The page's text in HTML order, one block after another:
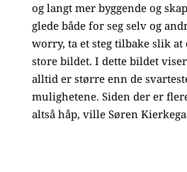
og langt mer byggende og
glede både for seg selv og
worry, ta et steg tilbake slik at
store bildet. I dette bildet
alltid er større enn de
mulighetene. Siden der er
altså håp, ville Søren